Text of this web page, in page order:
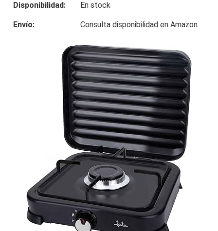
Disponibilidad: En stock
Envío: Consulta disponibilidad en Amazon